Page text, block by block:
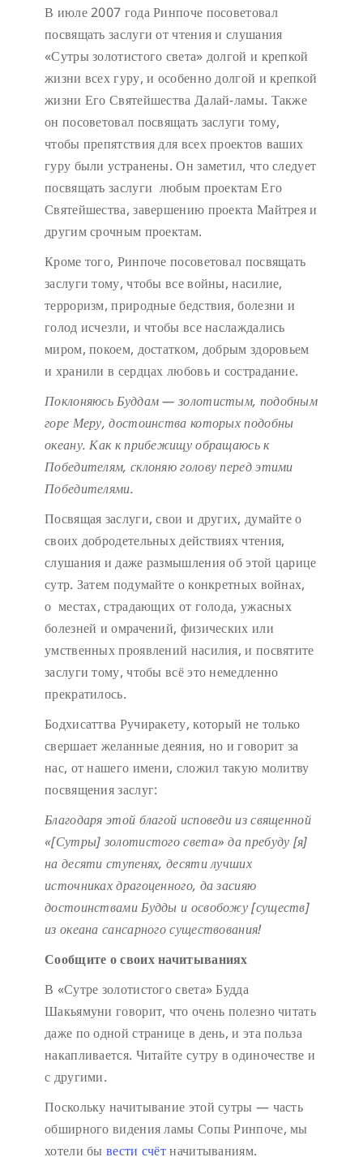
В июле 2007 года Ринпоче посоветовал
посвящать заслуги от чтения и слушания
«Сутры золотистого света» долгой и крепкой
жизни всех гуру, и особенно долгой и крепкой
жизни Его Святейшества Далай-ламы. Также
он посоветовал посвящать заслуги тому,
чтобы препятствия для всех проектов ваших
гуру были устранены. Он заметил, что следует
посвящать заслуги любым проектам Его
Святейшества, завершению проекта Майтрея и
другим срочным проектам.
Кроме того, Ринпоче посоветовал посвящать
заслуги тому, чтобы все войны, насилие,
терроризм, природные бедствия, болезни и
голод исчезли, и чтобы все наслаждались
миром, покоем, достатком, добрым здоровьем
и хранили в сердцах любовь и сострадание.
Поклоняюсь Буддам — золотистым, подобным
горе Меру, достоинства которых подобны
океану. Как к прибежищу обращаюсь к
Победителям, склоняю голову перед этими
Победителями.
Посвящая заслуги, свои и других, думайте о
своих добродетельных действиях чтения,
слушания и даже размышления об этой царице
сутр. Затем подумайте о конкретных войнах,
о местах, страдающих от голода, ужасных
болезней и омрачений, физических или
умственных проявлений насилия, и посвятите
заслуги тому, чтобы всё это немедленно
прекратилось.
Бодхисаттва Ручиракету, который не только
свершает желанные деяния, но и говорит за
нас, от нашего имени, сложил такую молитву
посвящения заслуг:
Благодаря этой благой исповедииз священной
«[Сутры] золотистого света» да пребуду [я]
на десяти ступенях, десяти лучших
источниках драгоценного, да засияю
достоинствами Будды и освобожу [существ]
из океана сансарного существования!
Сообщите о своих начитываниях
В «Сутре золотистого света» Будда
Шакьямуни говорит, что очень полезно читать
даже по одной странице в день, и эта польза
накапливается. Читайте сутру в одиночестве и
с другими.
Поскольку начитывание этой сутры — часть
обширного видения ламы Сопы Ринпоче, мы
хотели бы вести счётначитываниям.